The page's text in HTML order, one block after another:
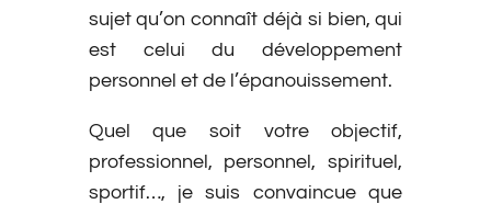
sujet qu’on connaît déjà si bien, qui
est celui du développement
personnel et de l’épanouissement.
Quel que soit votre objectif,
professionnel, personnel, spirituel,
sportif…, je suis convaincue que